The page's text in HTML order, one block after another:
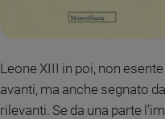
Leone XIII in poi, non
avanti, ma anche segnato
rilevanti. Se da una parte